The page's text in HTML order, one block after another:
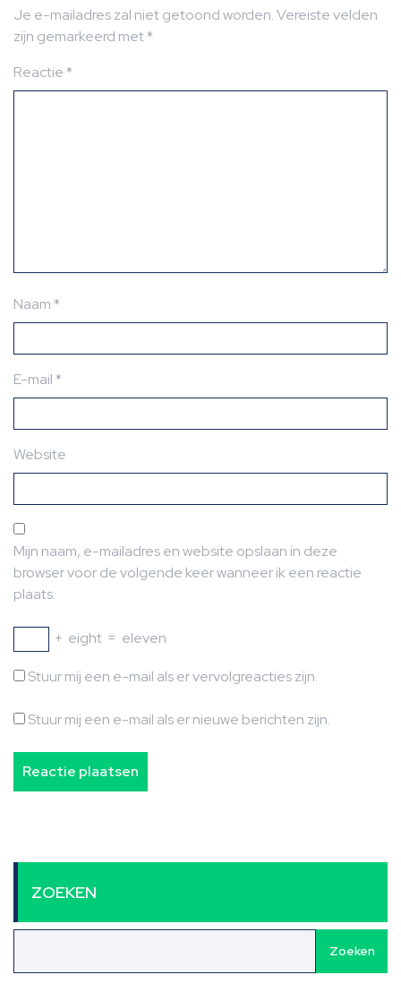
Je e-mailadres zal niet getoond worden.Vereiste velden
zijn gemarkeerd met*
Reactie*
Naam*
E-mail*
Website
Mijn naam, e-mailadres en website opslaan in deze
browser voor de volgende keer wanneer ik een reactie
plaats.
+ eight = eleven
Stuur mij een e-mail als er vervolgreacties zijn.
Stuur mij een e-mail als er nieuwe berichten zijn.
ZOEKEN
Zoeken